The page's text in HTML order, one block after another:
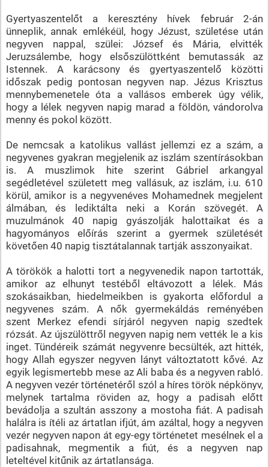
Gyertyaszentelőt a keresztény hívek február 2-án
ünneplik, annak emlékéül, hogy Jézust, születése után
negyven nappal, szülei: József és Mária, elvitték
Jeruzsálembe, hogy elsőszülöttként bemutassák az
Istennek. A karácsony és gyertyaszentelő közötti
időszak pedig pontosan negyven nap. Jézus Krisztus
mennybemenetele óta a vallásos emberek úgy vélik,
hogy a lélek negyven napig marad a földön, vándorolva
menny és pokol között.
De nemcsak a katolikus vallást jellemzi ez a szám, a
negyvenes gyakran megjelenik az iszlám szentírásokban
is. A muszlimok hite szerint Gábriel arkangyal
segédletével született meg vallásuk, az iszlám, i.u. 610
körül, amikor is a negyvenéves Mohamednek megjelent
álmában, és lediktálta neki a Korán szövegét. A
muzulmánok 40 napig gyászolják halottaikat és a
hagyományos előírás szerint a gyermek születését
követően 40 napig tisztátalannak tartják asszonyaikat.
A törökök a halotti tort a negyvenedik napon tartották,
amikor az elhunyt testéből eltávozott a lélek. Más
szokásaikban, hiedelmeikben is gyakorta előfordul a
negyvenes szám. A nők gyermekáldás reményében
szent Merkez efendi sírjáról negyven napig szedtek
rózsát. Az újszülöttről negyven napig nem vették le a kis
inget. Tündéreik számát negyvenre becsülték, azt hitték,
hogy Allah egyszer negyven lányt változtatott kővé. Az
egyik legismertebb mese az Ali baba és a negyven rabló.
A negyven vezér történetéről szól a híres török népkönyv,
melynek tartalma röviden az, hogy a padisah előtt
bevádolja a szultán asszony a mostoha fiát. A padisah
halálra is ítéli az ártatlan ifjút, ám azáltal, hogy a negyven
vezér negyven napon át egy-egy történetet mesélnek el a
padisahnak, megmentik a fiút, és a negyven nap
leteltével kitűnik az ártatlansága.